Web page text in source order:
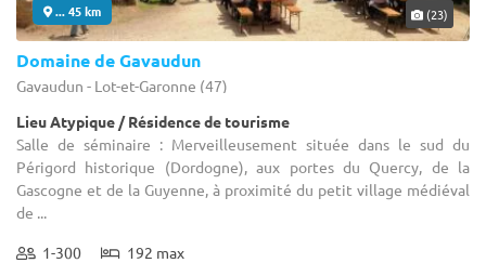
... 45 km (23)
Domaine de Gavaudun
Gavaudun - Lot-et-Garonne (47)
Lieu Atypique / Résidence de tourisme
Salle de séminaire : Merveilleusement située dans le sud du
Périgord historique (Dordogne), aux portes du Quercy, de la
Gascogne et de la Guyenne, à proximité du petit village médiéval
de ...
1-300 192 max